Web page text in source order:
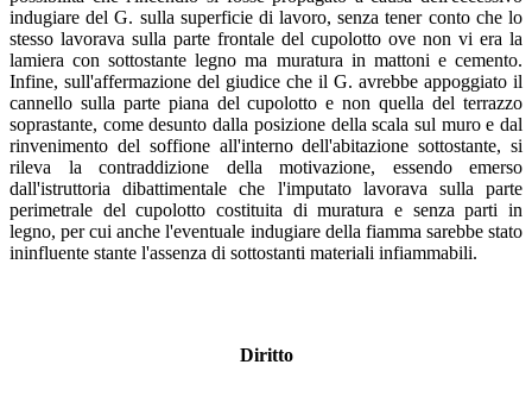
indugiare del G. sulla superficie di lavoro, senza tener conto che lo
stesso lavorava sulla parte frontale del cupolotto ove non vi era la
lamiera con sottostante legno ma muratura in mattoni e cemento.
Infine, sull'affermazione del giudice che il G. avrebbe appoggiato il
cannello sulla parte piana del cupolotto e non quella del terrazzo
soprastante, come desunto dalla posizione della scala sul muro e dal
rinvenimento del soffione all'interno dell'abitazione sottostante, si
rileva la contraddizione della motivazione, essendo emerso
dall'istruttoria dibattimentale che l'imputato lavorava sulla parte
perimetrale del cupolotto costituita di muratura e senza parti in
legno, per cui anche l'eventuale indugiare della fiamma sarebbe stato
ininfluente stante l'assenza di sottostanti materiali infiammabili.
Diritto